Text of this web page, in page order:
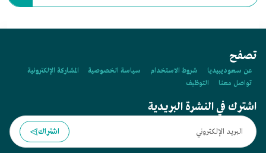
تصفح
عن سعوديبيديا شروط الاستخدام سياسة الخصوصية
المشاركة الإلكترونية
تواصل معنا
التوظيف
اشترك في النشرة البريدية
اشتراك